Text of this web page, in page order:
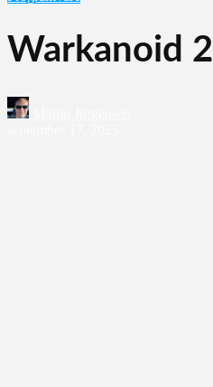
Warkanoid 2